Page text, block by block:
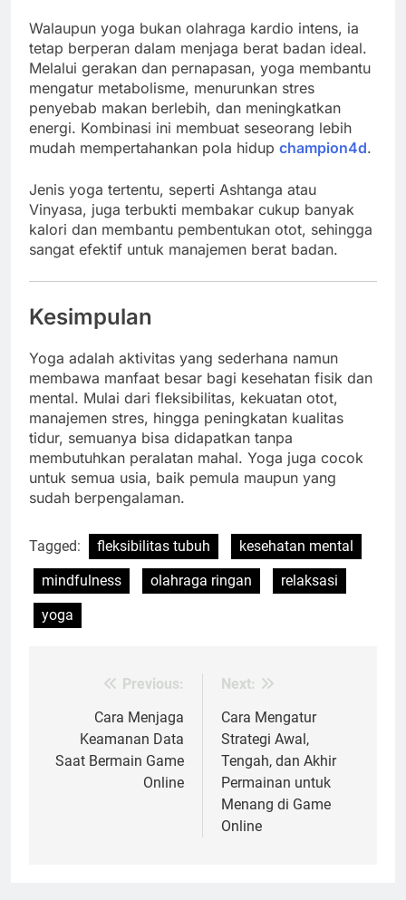
Walaupun yoga bukan olahraga kardio intens, ia
tetap berperan dalam menjaga berat badan ideal.
Melalui gerakan dan pernapasan, yoga membantu
mengatur metabolisme, menurunkan stres
penyebab makan berlebih, dan meningkatkan
energi. Kombinasi ini membuat seseorang lebih
mudah mempertahankan pola hidup champion4d.
Jenis yoga tertentu, seperti Ashtanga atau
Vinyasa, juga terbukti membakar cukup banyak
kalori dan membantu pembentukan otot, sehingga
sangat efektif untuk manajemen berat badan.
Kesimpulan
Yoga adalah aktivitas yang sederhana namun
membawa manfaat besar bagi kesehatan fisik dan
mental. Mulai dari fleksibilitas, kekuatan otot,
manajemen stres, hingga peningkatan kualitas
tidur, semuanya bisa didapatkan tanpa
membutuhkan peralatan mahal. Yoga juga cocok
untuk semua usia, baik pemula maupun yang
sudah berpengalaman.
Tagged: fleksibilitas tubuh
kesehatan mental
mindfulness
olahraga ringan
relaksasi
yoga
navigation
Previous:
Cara Menjaga
Keamanan Data
Saat Bermain Game
Online
Next:
Cara Mengatur
Strategi Awal,
Tengah, dan Akhir
Permainan untuk
Menang di Game
Online